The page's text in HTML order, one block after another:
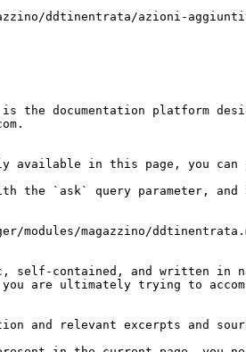
ddtinentrata/azioni-
the documentation platform
in this page, you can
the `ask` query parameter,
modules/magazzino/
self-contained, and written in
are ultimately trying to
and relevant excerpts and